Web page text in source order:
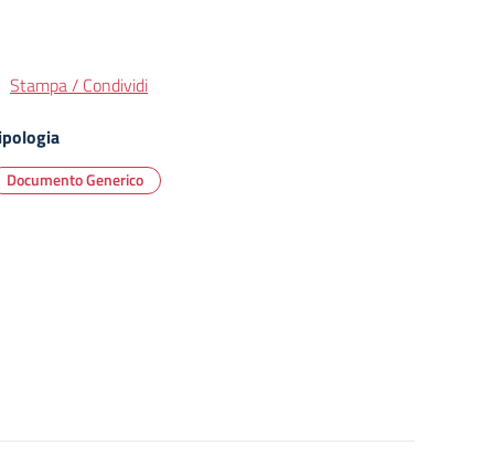
Stampa / Condividi
Documento Generico